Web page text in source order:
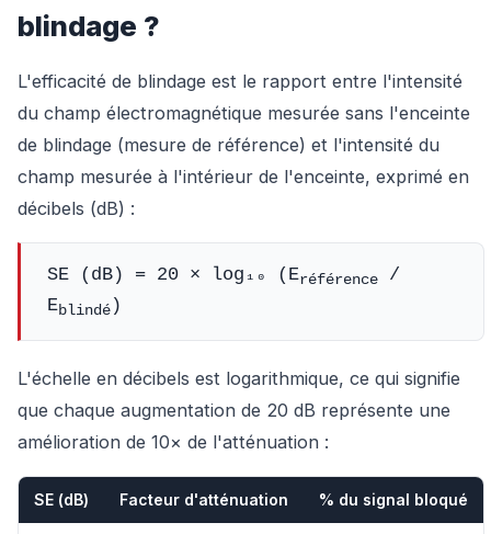
blindage ?
L'efficacité de blindage est le rapport entre l'intensité
du champ électromagnétique mesurée sans l'enceinte
de blindage (mesure de référence) et l'intensité du
champ mesurée à l'intérieur de l'enceinte, exprimé en
décibels (dB) :
SE (dB) = 20 × log₁₀ (Eréférence /
Eblindé)
L'échelle en décibels est logarithmique, ce qui signifie
que chaque augmentation de 20 dB représente une
amélioration de 10× de l'atténuation :
SE (dB) Facteur d'atténuation % du signal bloqué